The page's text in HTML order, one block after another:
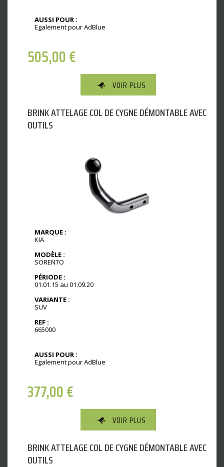
AUSSI POUR :
Egalement pour AdBlue
505,00€
VOIR PLUS
BRINK ATTELAGE COL DE CYGNE DÉMONTABLE AVEC
OUTILS
MARQUE :
KIA
MODÈLE :
SORENTO
PÉRIODE :
01.01.15 au 01.09.20
VARIANTE :
SUV
REF :
665000
AUSSI POUR :
Egalement pour AdBlue
377,00€
VOIR PLUS
BRINK ATTELAGE COL DE CYGNE DÉMONTABLE AVEC
OUTILS